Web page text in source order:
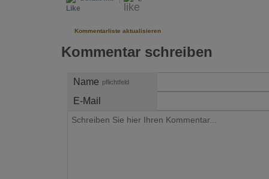
Kommentarliste aktualisieren
Kommentar schreiben
Name pflichtfeld
E-Mail